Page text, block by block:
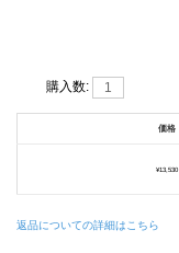
購入数:
価格
¥13,530
返品についての詳細はこちら